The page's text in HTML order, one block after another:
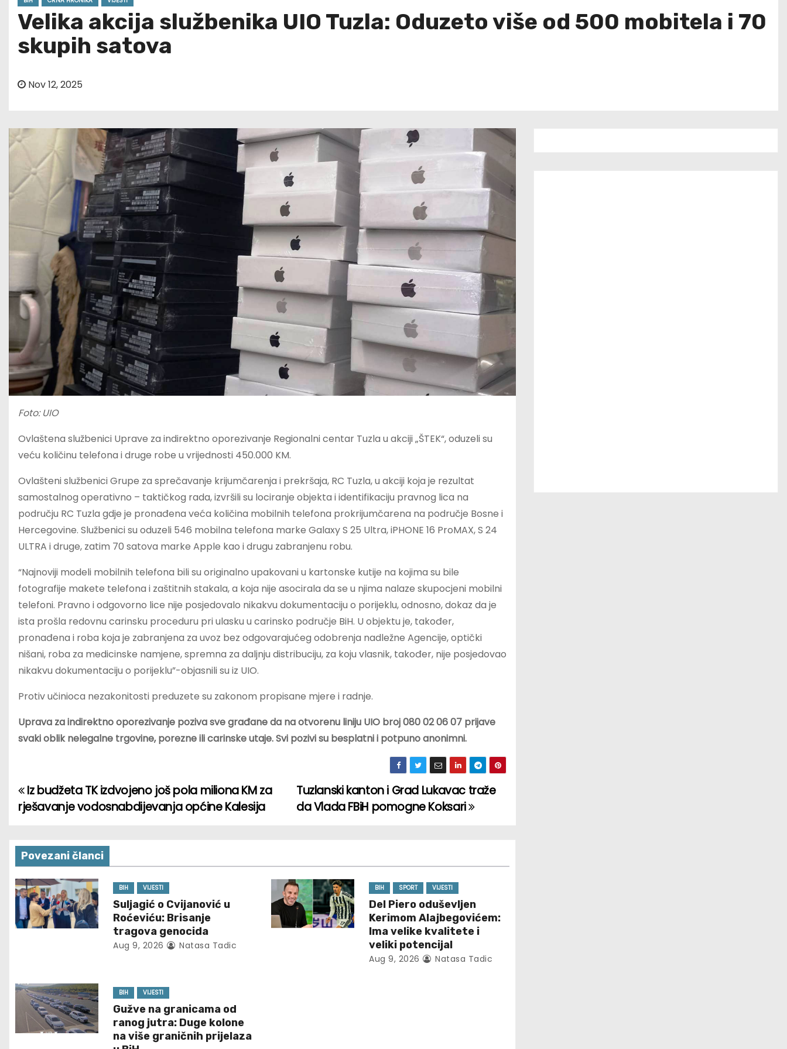
Velika akcija službenika UIO Tuzla: Oduzeto više od 500 mobitela i 70
skupih satova
Nov 12, 2025
Foto: UIO
Ovlaštena službenici Uprave za indirektno oporezivanje Regionalni centar Tuzla u akciji „ŠTEK“, oduzeli su
veću količinu telefona i druge robe u vrijednosti 450.000 KM.
Ovlašteni službenici Grupe za sprečavanje krijumčarenja i prekršaja, RC Tuzla, u akciji koja je rezultat
samostalnog operativno – taktičkog rada, izvršili su lociranje objekta i identifikaciju pravnog lica na
području RC Tuzla gdje je pronađena veća količina mobilnih telefona prokrijumčarena na područje Bosne i
Hercegovine. Službenici su oduzeli 546 mobilna telefona marke Galaxy S 25 Ultra, iPHONE 16 ProMAX, S 24
ULTRA i druge, zatim 70 satova marke Apple kao i drugu zabranjenu robu.
“Najnoviji modeli mobilnih telefona bili su originalno upakovani u kartonske kutije na kojima su bile
fotografije makete telefona i zaštitnih stakala, a koja nije asocirala da se u njima nalaze skupocjeni mobilni
telefoni. Pravno i odgovorno lice nije posjedovalo nikakvu dokumentaciju o porijeklu, odnosno, dokaz da je
ista prošla redovnu carinsku proceduru pri ulasku u carinsko područje BiH. U objektu je, također,
pronađena i roba koja je zabranjena za uvoz bez odgovarajućeg odobrenja nadležne Agencije, optički
nišani, roba za medicinske namjene, spremna za daljnju distribuciju, za koju vlasnik, također, nije posjedovao
nikakvu dokumentaciju o porijeklu”-objasnili su iz UIO.
Protiv učinioca nezakonitosti preduzete su zakonom propisane mjere i radnje.
Uprava za indirektno oporezivanje poziva sve građane da na otvorenu liniju UIO broj 080 02 06 07 prijave
svaki oblik nelegalne trgovine, porezne ili carinske utaje. Svi pozivi su besplatni i potpuno anonimni.
P
o
s
t
n
a
g
a
t
Tuzlanski kanton i Grad Lukavac traže
da Vlada FBiH pomogne Koksari
Iz budžeta TK izdvojeno još pola miliona KM za
rješavanje vodosnabdijevanja općine Kalesija
Povezani članci
BIH VIJESTI
Suljagić o Cvijanović u
Roćeviću: Brisanje
tragova genocida
Aug 9, 2026 Natasa Tadic
BIH SPORT VIJESTI
Del Piero oduševljen
Kerimom Alajbegovićem:
Ima velike kvalitete i
veliki potencijal
Aug 9, 2026 Natasa Tadic
BIH VIJESTI
Gužve na granicama od
ranog jutra: Duge kolone
na više graničnih prijelaza